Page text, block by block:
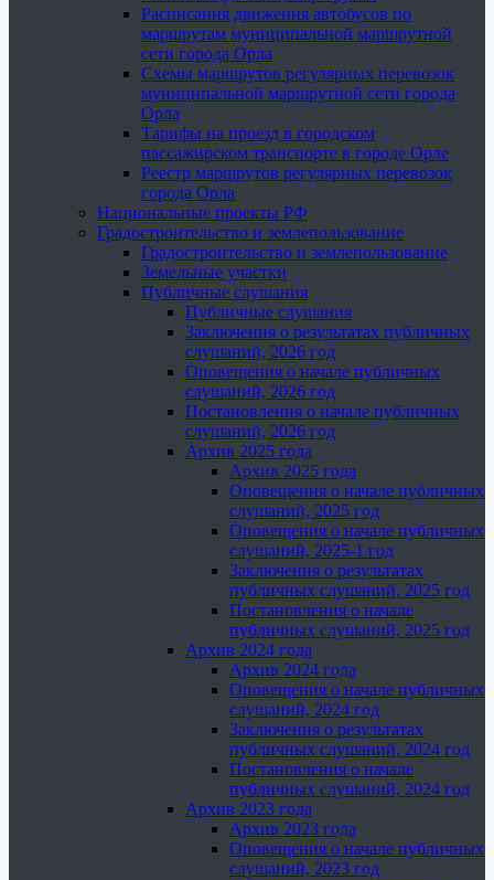
Расписания движения автобусов по
маршрутам муниципальной маршрутной
сети города Орла
Схемы маршрутов регулярных перевозок
муниципальной маршрутной сети города
Орла
Тарифы на проезд в городском
пассажирском транспорте в городе Орле
Реестр маршрутов регулярных перевозок
города Орла
Национальные проекты РФ
Градостроительство и землепользование
Градостроительство и землепользование
Земельные участки
Публичные слушания
Публичные слушания
Заключения о результатах публичных
слушаний, 2026 год
Оповещения о начале публичных
слушаний, 2026 год
Постановления о начале публичных
слушаний, 2026 год
Архив 2025 года
Архив 2025 года
Оповещения о начале публичных
слушаний, 2025 год
Оповещения о начале публичных
слушаний, 2025-1 год
Заключения о результатах
публичных слушаний, 2025 год
Постановления о начале
публичных слушаний, 2025 год
Архив 2024 года
Архив 2024 года
Оповещения о начале публичных
слушаний, 2024 год
Заключения о результатах
публичных слушаний, 2024 год
Постановления о начале
публичных слушаний, 2024 год
Архив 2023 года
Архив 2023 года
Оповещения о начале публичных
слушаний, 2023 год